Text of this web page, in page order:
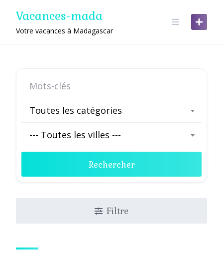
content
Vacances-mada
Votre vacances à Madagascar
Toutes les catégories
--- Toutes les villes ---
Rechercher
Filtre